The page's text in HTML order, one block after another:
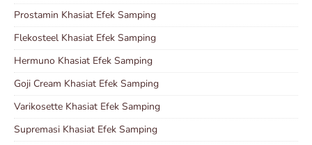
Prostamin Khasiat Efek Samping
Flekosteel Khasiat Efek Samping
Hermuno Khasiat Efek Samping
Goji Cream Khasiat Efek Samping
Varikosette Khasiat Efek Samping
Supremasi Khasiat Efek Samping